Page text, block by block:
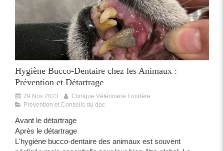
Hygiène Bucco-Dentaire chez les Animaux :
Prévention et Détartrage
29 Nov 2023
Clinique Vétérinaire Fondère
Prévention et Conseils du doc
Avant le détartrage
Après le détartrage
L'hygiène bucco-dentaire des animaux est souvent